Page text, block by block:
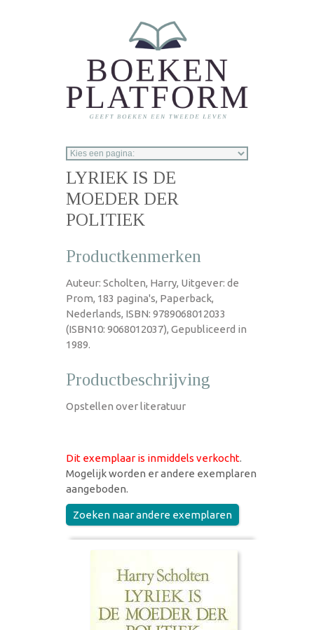
LYRIEK IS DE
MOEDER DER
POLITIEK
Productkenmerken
Auteur: Scholten, Harry, Uitgever: de
Prom, 183 pagina's, Paperback,
Nederlands, ISBN: 9789068012033
(ISBN10: 9068012037), Gepubliceerd in
1989.
Productbeschrijving
Opstellen over literatuur
Dit exemplaar is inmiddels verkocht.
Mogelijk worden er andere exemplaren
aangeboden.
Zoeken naar andere exemplaren